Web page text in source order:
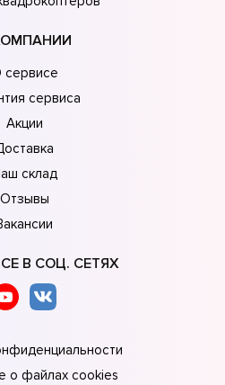
сервисе
сервиса
Акции
склад
Отзывы
В СОЦ. СЕТЯХ
о файлах cookies